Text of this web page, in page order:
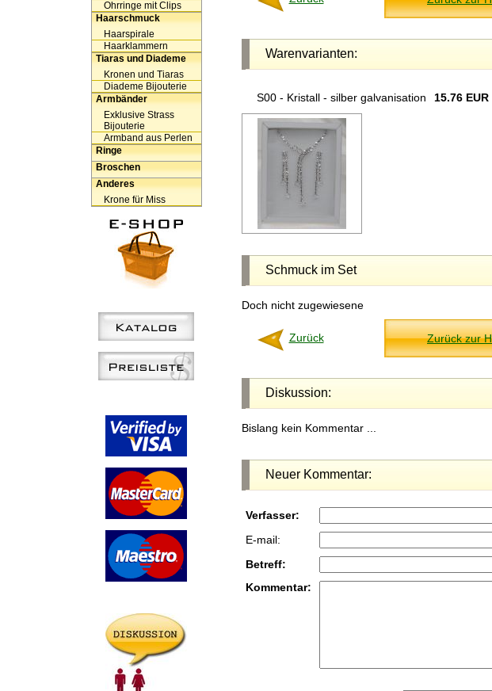
Ohrringe mit Clips
Haarschmuck
Haarspirale
Haarklammern
Tiaras und Diademe
Kronen und Tiaras
Diademe Bijouterie
Armbänder
Exklusive Strass
Bijouterie
Armband aus Perlen
Ringe
Broschen
Anderes
Krone für Miss
Warenvarianten:
S00 - Kristall - silber galvanisation 15.76 EUR
Schmuck im Set
Doch nicht zugewiesene
Zurück Zurück zur
Diskussion:
Bislang kein Kommentar ...
Neuer Kommentar:
Verfasser:
E-mail:
Betreff:
Kommentar: